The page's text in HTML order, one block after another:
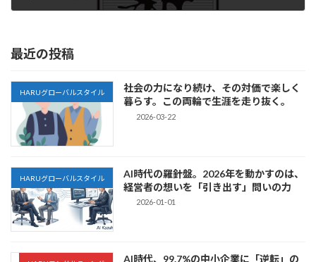
最近の投稿
HARUグローバルスタイル
社会の力になり続け、その対価で楽しく
暮らす。この両輪で生涯を走り抜く。
2026-03-22
HARUグローバルスタイル
AI時代の羅針盤。2026年を動かすのは、
経営者の想いを「引き出す」問いの力
2026-01-01
AI時代、99.7%の中小企業に「逆転」の